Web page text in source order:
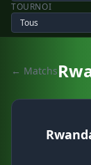
TOURNOI
← Matchs